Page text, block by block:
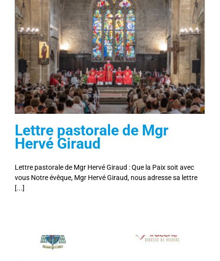
Lettre pastorale de Mgr
Hervé Giraud
Lettre pastorale de Mgr Hervé Giraud : Que la Paix soit avec
vous Notre évêque, Mgr Hervé Giraud, nous adresse sa lettre
[...]